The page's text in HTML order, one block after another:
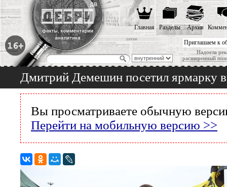
Приглашаем к
Надоела
расширенный
Главная Разделы Архив
Дмитрий Демешин посетил ярмарку
Вы просматриваете обычную
Перейти на мобильную версию >>